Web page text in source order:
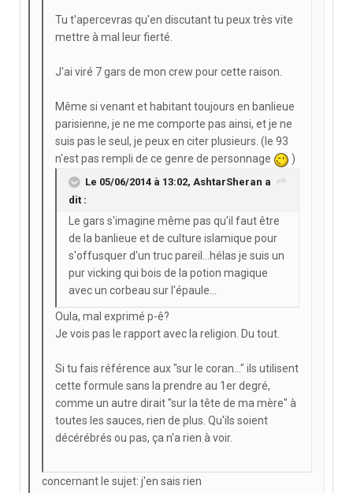
Tu t'apercevras qu'en discutant tu peux très vite
mettre à mal leur fierté.
J'ai viré 7 gars de mon crew pour cette raison.
Même si venant et habitant toujours en banlieue
parisienne, je ne me comporte pas ainsi, et je ne
suis pas le seul, je peux en citer plusieurs. (le 93
n'est pas rempli de ce genre de personnage
)
Le 05/06/2014 à 13:02, AshtarSheran a
dit :
Le gars s'imagine même pas qu'il faut être
de la banlieue et de culture islamique pour
s'offusquer d'un truc pareil...hélas je suis un
pur vicking qui bois de la potion magique
avec un corbeau sur l'épaule...
Oula, mal exprimé p-ê?
Je vois pas le rapport avec la religion. Du tout.
Si tu fais référence aux "sur le coran..." ils utilisent
cette formule sans la prendre au 1er degré,
comme un autre dirait "sur la tête de ma mère" à
toutes les sauces, rien de plus. Qu'ils soient
décérébrés ou pas, ça n'a rien à voir.
concernant le sujet: j'en sais rien